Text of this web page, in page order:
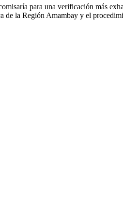
para una verificación más
la Región Amambay y el